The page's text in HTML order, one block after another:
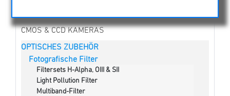
MONTIERUNGEN & STATIVE
CMOS & CCD KAMERAS
OPTISCHES ZUBEHÖR
Fotografische Filter
Filtersets H-Alpha, OIII & SII
Light Pollution Filter
Multiband-Filter